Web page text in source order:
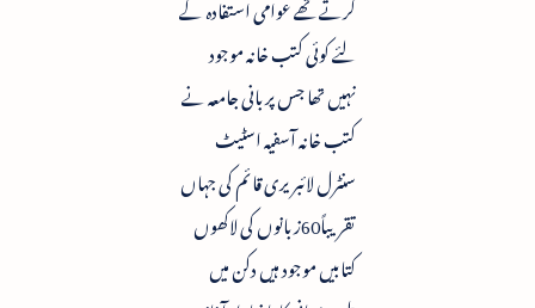
لئے کوئی کتب خانہ موجود
نہیں تھا جس پربانی جامعہ نے
کتب خانہ آسفیہ اسٹیٹ
سنٹرل لائبریری قائم کی جہاں
تقریباً60زبانوں کی لاکھوں
کتابیں موجود ہیں دکن میں